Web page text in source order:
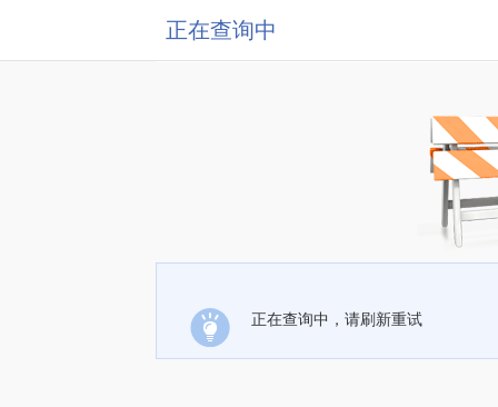
正在查询中
正在查询中，请刷新重试